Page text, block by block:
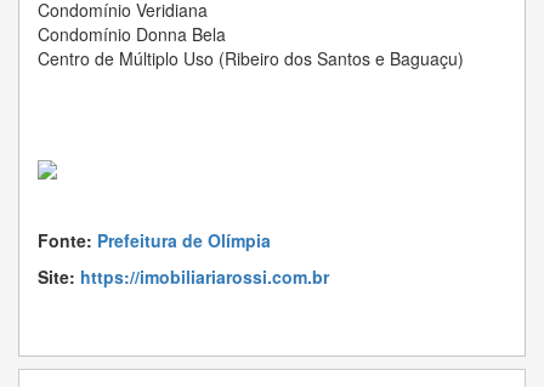
Condomínio Veridiana
Condomínio Donna Bela
Centro de Múltiplo Uso (Ribeiro dos Santos e Baguaçu)
Fonte: Prefeitura de Olímpia
Site: https://imobiliariarossi.com.br